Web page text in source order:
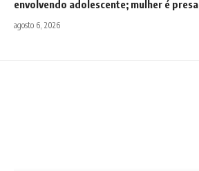
envolvendo adolescente; mulher é presa
agosto 6, 2026